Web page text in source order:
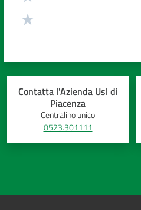
Contatta l'Azienda Usl di
Piacenza
Centralino unico
0523.301111